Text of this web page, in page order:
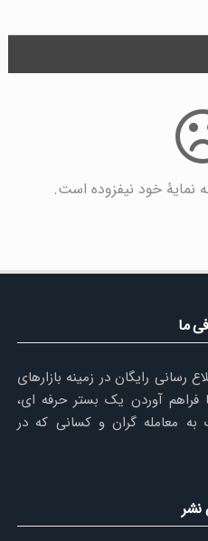
نمایۀ خود نیفزوده است.
ما
رسانی رایگان در زمینه بازارهای
آوردن یک بستر حرفه ای،
معامله گران و کسانی که در